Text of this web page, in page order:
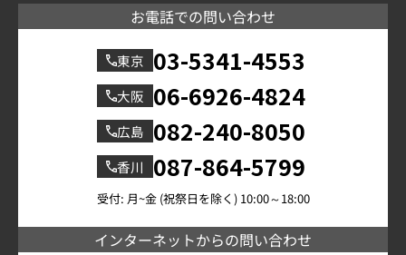
お電話での問い合わせ
東京 03-5341-4553
大阪 06-6926-4824
広島 082-240-8050
香川 087-864-5799
受付: 月~金 (祝祭日を除く) 10:00～18:00
インターネットからの問い合わせ